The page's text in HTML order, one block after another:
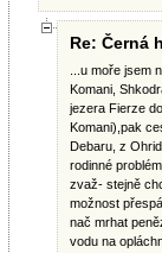
Re: Černá
...u moře jsem
Komani,
jezera Fierze
Komani),pak
Debaru, z
rodinné
zvaž- stejně
možnost
nač mrhat
vodu na